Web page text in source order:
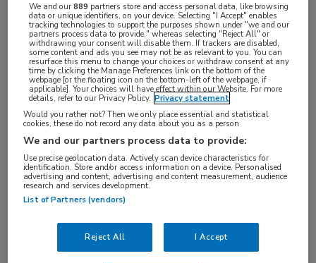
E-sigaretten die nicotine bevatten, leiden tot een
verhoogde vorming van bloedstolsels en
verminderen de microcirculatie in de huid. Dit
blijkt uit een Zweedse studie die het effect van e-
sigaretten met en zonder nicotine vergelijkt.
mate van arteriële stijfheid, disfunctie van het
endotheel, luchtwegontsteking en oxidatieve stress.
Tags:
E-sigaret,roken,trombose
We and our889 partners store and access personal data, like browsing
data or unique identifiers, on your device. Selecting "I Accept" enables
tracking technologies to support the purposes shown under "we and our
partners process data to provide," whereas selecting "Reject All" or
withdrawing your consent will disable them. If trackers are disabled,
some content and ads you see may not be as relevant to you. You can
resurface this menu to change your choices or withdraw consent at any
time by clicking the Manage Preferences link on the bottom of the
webpage [or the floating icon on the bottom-left of the webpage, if
applicable]. Your choices will have effect within our Website. For more
details, refer to our Privacy Policy. Privacy statement
Would you rather not? Then we only place essential and statistical
cookies, these do not record any data about you as a person
We and our partners process data to provide:
Use precise geolocation data. Actively scan device characteristics for
identification. Store and/or access information on a device. Personalised
advertising and content, advertising and content measurement, audience
research and services development.
List of Partners (vendors)
Reject All I Accept